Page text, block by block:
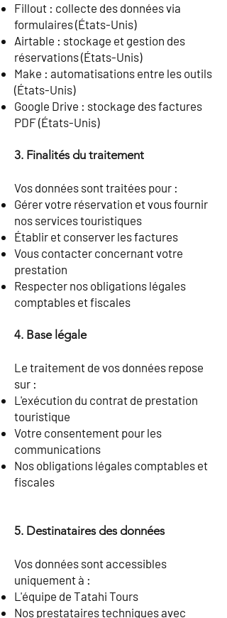
Fillout : collecte des données via
formulaires (États-Unis)
Airtable : stockage et gestion des
réservations (États-Unis)
Make : automatisations entre les outils
(États-Unis)
Google Drive : stockage des factures
PDF (États-Unis)
3. Finalités du traitement
Vos données sont traitées pour :
Gérer votre réservation et vous fournir
nos services touristiques
Établir et conserver les factures
Vous contacter concernant votre
prestation
Respecter nos obligations légales
comptables et fiscales
4. Base légale
Le traitement de vos données repose
sur :
L'exécution du contrat de prestation
touristique
Votre consentement pour les
communications
Nos obligations légales comptables et
fiscales
5. Destinataires des données
Vos données sont accessibles
uniquement à :
L'équipe de Tatahi Tours
Nos prestataires techniques avec